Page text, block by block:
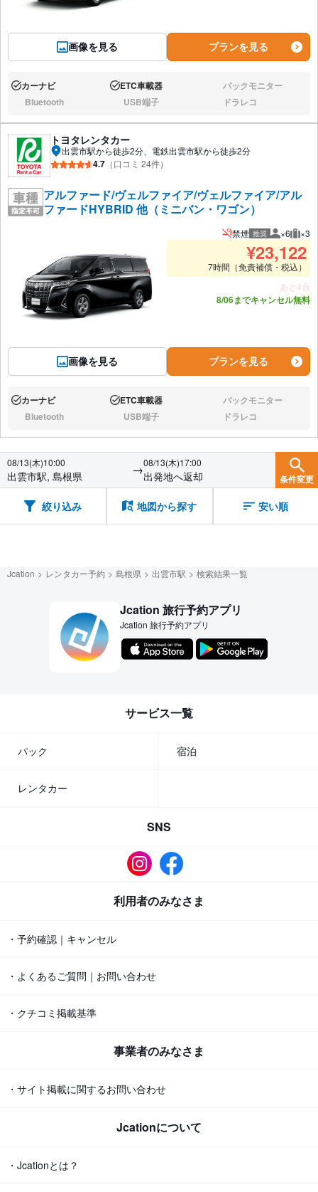
画像を見る プランを見る
あり:カーナビ あり:ETC車載器 なし:バックモニター
なし:Bluetooth なし:USB端子 なし:ドラレコ
トヨタレンタカー
出雲市駅から徒歩2分、電鉄出雲市駅から徒歩2分
4.7 （口コミ 24件）
アルファード/ヴェルファイア/ヴェルファイア/アル
ファードHYBRID 他（ミニバン・ワゴン）
画像を見る
禁煙 推奨 推奨人数
×6 推
×3
¥23,122
7時間（免責補償・税込）
あと4台
8/06までキャンセル無料
プランを見る
あり:カーナビ あり:ETC車載器 なし:バックモニター
なし:Bluetooth なし:USB端子 なし:ドラレコ
08/13(木)10:00
出雲市駅, 島根県 →08/13(木)17:00
出発地へ返却 条件変更
絞り込み 地図から探す 安い順
Jcation レンタカー予約 島根県 出雲市駅 検索結果一覧
Jcation 旅行予約アプリ
Jcation 旅行予約アプリ
サービス一覧
パック 宿泊
レンタカー
SNS
利用者のみなさま
・予約確認｜キャンセル
・よくあるご質問｜お問い合わせ
・クチコミ掲載基準
事業者のみなさま
・サイト掲載に関するお問い合わせ
Jcationについて
・Jcationとは？